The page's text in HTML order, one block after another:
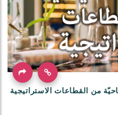
من القطاعات الاستراتيجية